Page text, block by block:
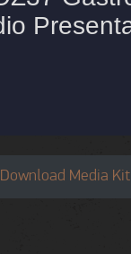
Download Media Kit